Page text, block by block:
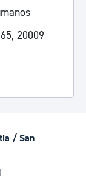
20009
/ San